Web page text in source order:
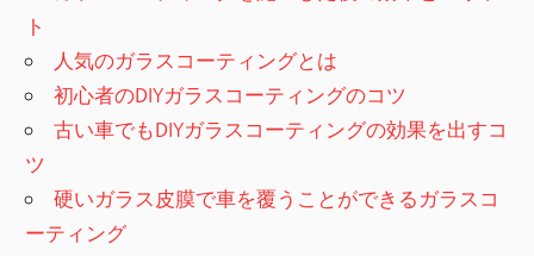
ト
人気のガラスコーティングとは
初心者のDIYガラスコーティングのコツ
古い車でもDIYガラスコーティングの効果を出すコ
ツ
硬いガラス皮膜で車を覆うことができるガラスコ
ーティング